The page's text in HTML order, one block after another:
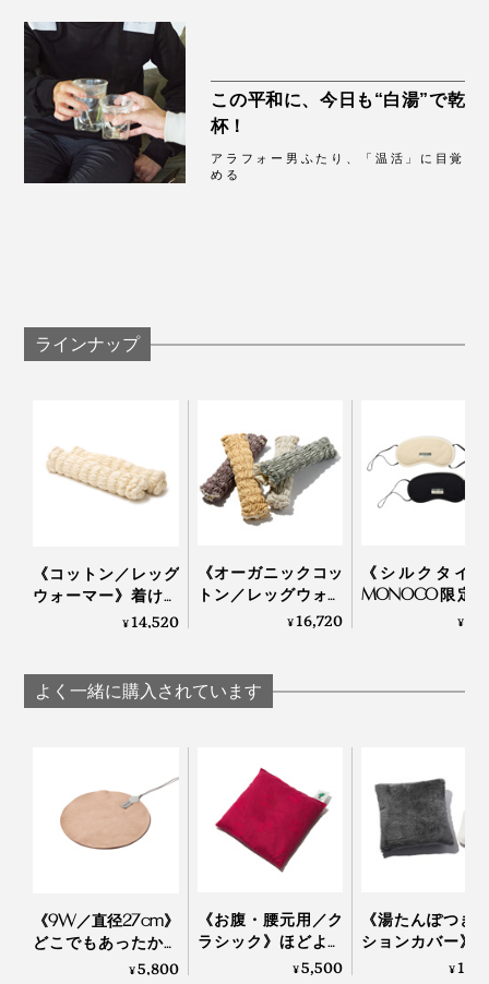
この平和に、今日も“白湯”で乾
杯！
アラフォー男ふたり、「温活」に目覚
める
ラインナップ
《コットン／レッグ
ウォーマー》着けて
いることを忘れる肌
対策に「レッグウォ
ーマー」 |
¥14,520
《オーガニックコッ
トン／レッグウォー
マー》11種の天然鉱
中着けてもラクな
「レッグウォーマ
¥16,720
《シルクタイ
MONOCO限定
働きすぎの目は
¥
よく一緒に購入されています
《9W／直径27cm》
どこでもあったかデ
スクワーク！銀ナノ
¥5,800
《お腹・腰元用／ク
ラシック》ほどよい
重みと蒸気で、じん
¥5,500
《湯たんぽつき
ションカバー》
わり毛足2cmの
¥